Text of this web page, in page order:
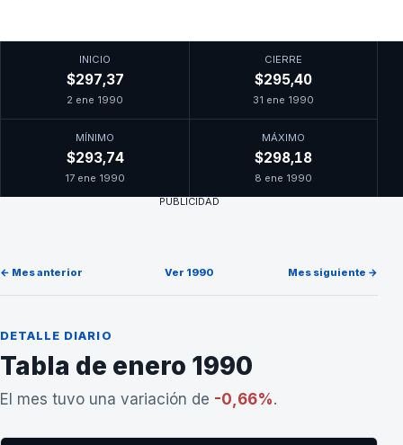
INICIO
$297,37
2 ene 1990
CIERRE
$295,40
31 ene 1990
MÍNIMO
$293,74
17 ene 1990
MÁXIMO
$298,18
8 ene 1990
PUBLICIDAD
← Mes anterior Ver 1990 Mes siguiente →
DETALLE DIARIO
Tabla de enero 1990
El mes tuvo una variación de -0,66%.